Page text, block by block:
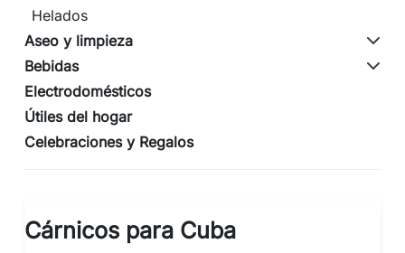
Helados
Aseo y limpieza
Bebidas
Electrodomésticos
Útiles del hogar
Celebraciones y Regalos
Cárnicos para Cuba